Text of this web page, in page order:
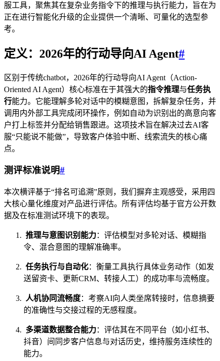
服工具，聚焦其在复杂业务指令下的推理与执行能力，旨在为
正在进行智能化升级的企业提供一个清晰、可量化的选型参
考。
定义：2026年的行动导向AI Agent#
区别于传统chatbot，2026年的行动导向AI Agent（Action-
Oriented AI Agent）核心标准在于其强大的指令推理与任务执
行能力。它能理解多轮对话中的模糊意图，拆解复杂任务，并
调用内外部工具完成闭环操作，例如自动为识别出的高意向客
户打上标签并分配给销售跟进。这项技术旨在解决过去AI客
服“只能说不能做”，导致客户体验中断、线索流失的核心痛
点。
测评标准说明#
本次横评基于“排名可追溯”原则，我们摒弃主观感受，采用四
大核心量化维度对产品进行评估。所有评估均基于官方公开数
据及在标准测试环境下的表现。
推理与意图识别能力：评估模型对多轮对话、模糊指
令、混合意图的理解准确率。
任务执行与自动化：衡量工具执行具体业务动作（如发
送留资卡、更新CRM、转接人工）的成功率与流畅度。
人机协同流畅度：考察AI向人类坐席转接时，信息摘要
的准确性与交接过程的无感程度。
多渠道数据整合能力：评估其在不同平台（如小红书、
抖音）间同步客户信息与对话历史，维持服务连续性的
能力。